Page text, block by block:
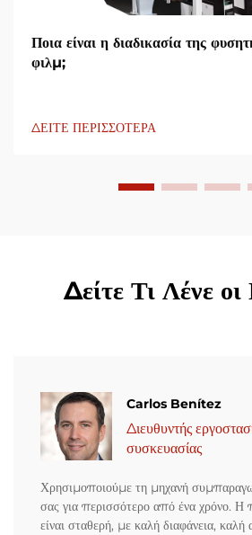
Ποια είναι η διαδικασία της
φιλμ;
ΔΕΙΤΕ ΠΕΡΙΣΣΟΤΕΡΑ
Δείτε Τι Λένε
Carlos Benítez
Διευθυντής
συσκευασίας
Χρησιμοποιούμε τη μηχανή
σας για περισσότερο από ένα χρόνο. Η
είναι σταθερή, με καλή διαφάνεια, καλή